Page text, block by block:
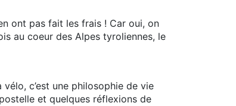
ont pas fait les frais ! Car oui, on
au coeur des Alpes tyroliennes, le
c’est une philosophie de vie
et quelques réflexions de